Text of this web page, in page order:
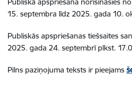
15. septembra līdz 2025. gada 10.
Publiskās apspriešanas tiešsaites
2025. gada 24. septembrī plkst.
Pilns paziņojuma teksts ir pieejams